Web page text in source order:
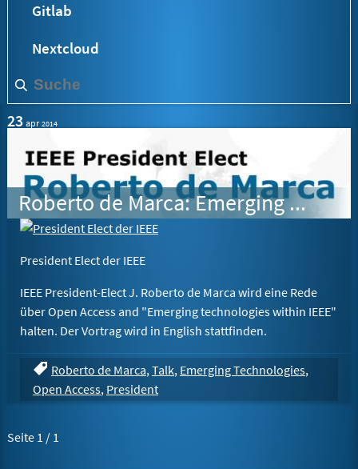
Gitlab
Nextcloud
23 apr 2014
Roberto de Marca: Emerging technologies within IEEE
President Elect der IEEE
IEEE President-Elect J. Roberto de Marca wird eine Rede
über Open Access and "Emerging technologies within IEEE"
halten. Der Vortrag wird in English stattfinden.
Roberto de Marca, Talk, Emerging Technologies,
Open Access, President
Seite 1 / 1